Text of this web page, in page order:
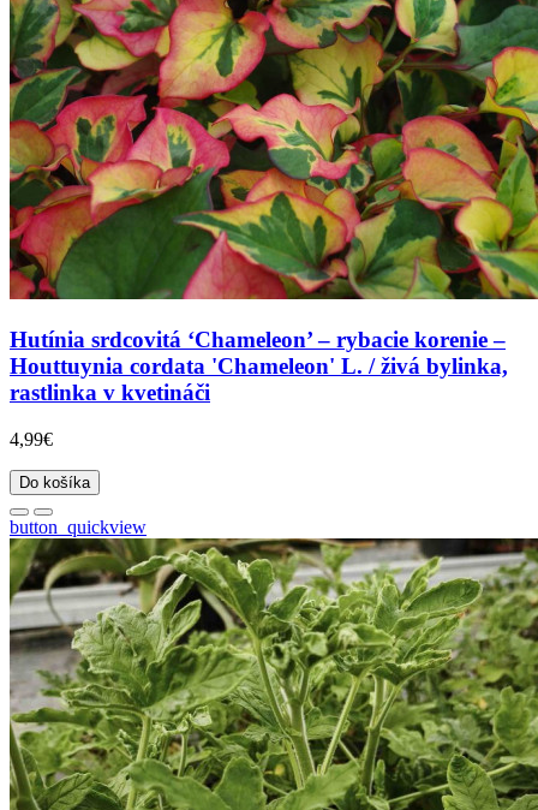
Hutínia srdcovitá ‘Chameleon’ – rybacie korenie –
Houttuynia cordata 'Chameleon' L. / živá bylinka,
rastlinka v kvetináči
4,99€
Do košíka
button_quickview